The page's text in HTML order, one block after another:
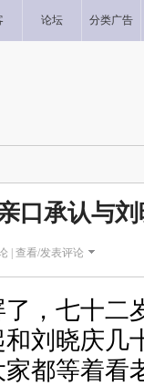
论坛 分类广告
口承认与
| 查看/发表评论
，七十二
刘晓庆几
都等着看